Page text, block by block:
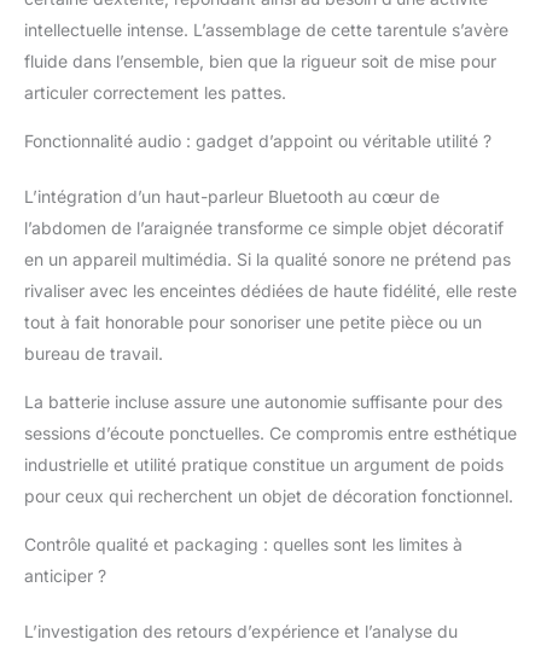
lithium 1800 mAh
intégrée), qui peut être
connecté au téléphone
dans la carte mémoire
musique. Jouets
éducatifs et cool : C'est
un puzzle mécanique
3D unique, créant un
monde de jeu miracle
portable pour les
connaissances pour
vous. Kits de bricolage
: c'est un puzzle
stimulant et amusant,
livré en pièces,
assemblage avec une
environ quelques
intellectuelle intense. L’assemblage de cette tarentule s’avère
fluide dans l’ensemble, bien que la rigueur soit de mise pour
articuler correctement les pattes.
Fonctionnalité audio : gadget d’appoint ou véritable utilité ?
L’intégration d’un haut-parleur Bluetooth au cœur de
l’abdomen de l’araignée transforme ce simple objet décoratif
en un appareil multimédia. Si la qualité sonore ne prétend pas
rivaliser avec les enceintes dédiées de haute fidélité, elle reste
tout à fait honorable pour sonoriser une petite pièce ou un
bureau de travail.
La batterie incluse assure une autonomie suffisante pour des
sessions d’écoute ponctuelles. Ce compromis entre esthétique
industrielle et utilité pratique constitue un argument de poids
pour ceux qui recherchent un objet de décoration fonctionnel.
Contrôle qualité et packaging : quelles sont les limites à
anticiper ?
L’investigation des retours d’expérience et l’analyse du